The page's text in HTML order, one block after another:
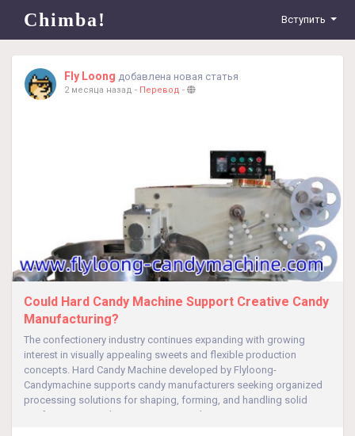
Chimba! Вступить
Fly Loong добавлена новая статья
2 месяца назад - Перевод -
Could Hard Candy Machine Support Creative Candy
Manufacturing?
The confectionery industry continues expanding with growing
interest in visually appealing sweets and flexible production
concepts. Hard Candy Machine developed by Flyloong-
Candymachine supports candy manufacturers seeking organized
processing solutions for shaping, forming, and handling solid
confectionery products. Its operational structure assists